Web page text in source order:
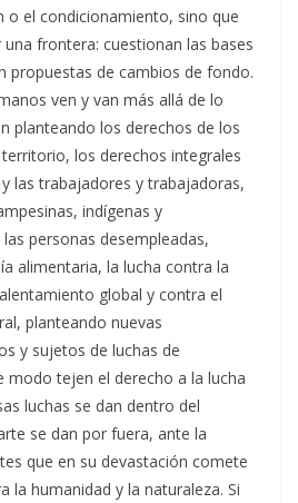
o el condicionamiento, sino que
frontera: cuestionan las bases
propuestas de cambios de fondo.
ven y van más allá de lo
planteando los derechos de los
los derechos integrales
las trabajadores y trabajadoras,
indígenas y
personas desempleadas,
alimentaria, la lucha contra la
global y contra el
planteando nuevas
y sujetos de luchas de
modo tejen el derecho a la lucha
luchas se dan dentro del
se dan por fuera, ante la
que en su devastación comete
la humanidad y la naturaleza. Si